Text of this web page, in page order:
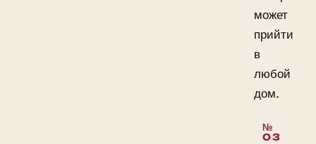
может
прийти
в
любой
дом.